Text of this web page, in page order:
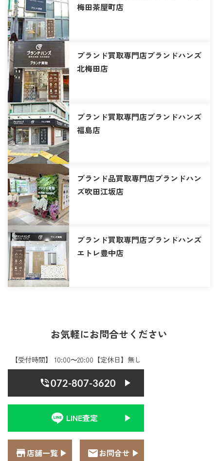
梅田茶屋町店
ブランド買取専門店ブランドハンズ
北梅田店
ブランド買取専門店ブランドハンズ
福島店
ブランド品買取専門店ブランドハン
ズ吹田江坂店
ブランド買取専門店ブランドハンズ
エトレ豊中店
お気軽にお問合せください
【受付時間】 10:00〜20:00【定休日】無し
072-807-3620
LINE査定
店舗一覧 お問合せ